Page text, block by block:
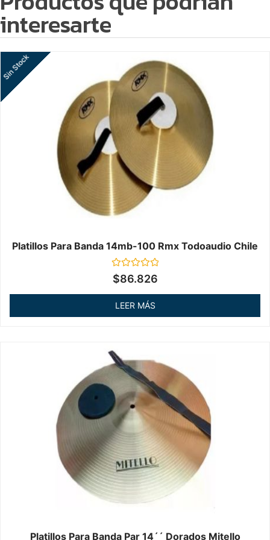
interesarte
Platillos Para Banda 14mb-100 Rmx Todoaudio Chile
Valorado
en
de
Sin Stock
$86.826
LEER MÁS
Platillos Para Banda Par 14´´ Dorados Mitello